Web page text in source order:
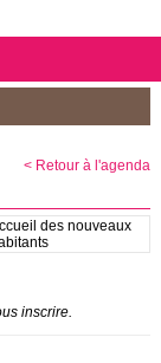
< Retour à l'agenda
inscrire.